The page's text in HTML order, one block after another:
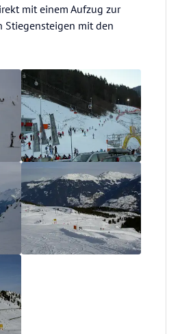
mit einem Aufzug zur
Stiegensteigen mit den